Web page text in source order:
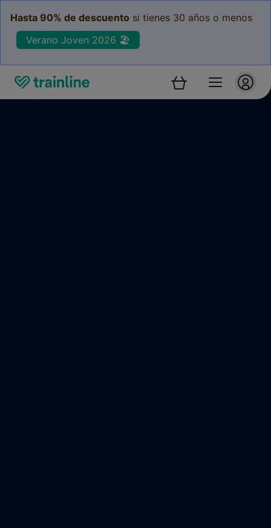
Hasta 90% de descuento si tienes 30 años o menos
Verano Joven 2026 🏖️